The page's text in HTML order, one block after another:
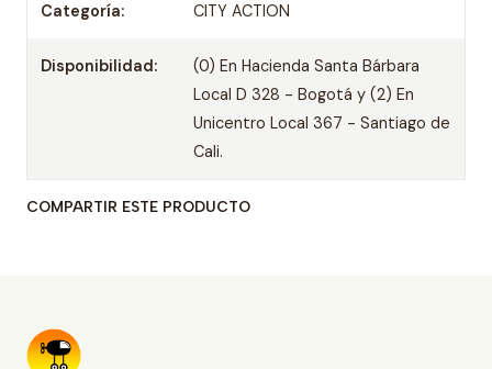
Categoría: CITY ACTION
Disponibilidad:
(0) En Hacienda Santa Bárbara
Local D 328 - Bogotá y (2) En
Unicentro Local 367 - Santiago de
Cali.
COMPARTIR ESTE PRODUCTO